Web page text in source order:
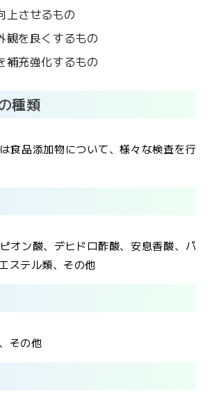
上させるもの
観を良くするもの
補充強化するもの
種類
食品添加物について、様々な検査を行
オン酸、デヒドロ酢酸、安息香酸、パ
ステル類、その他
その他